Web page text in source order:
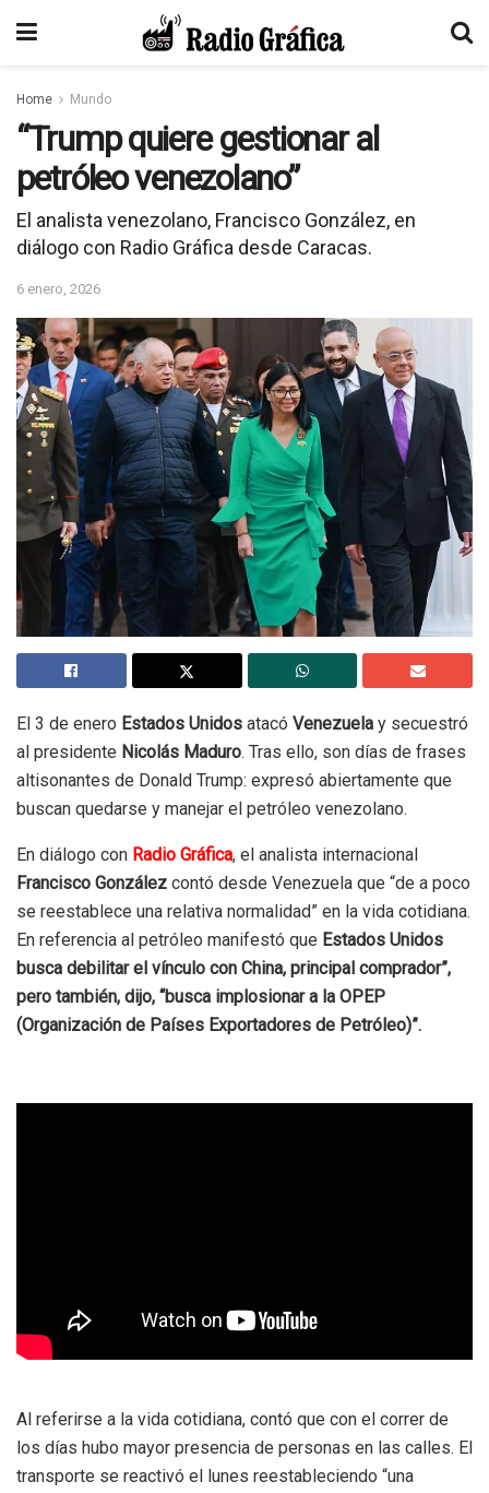
Home Mundo
“Trump quiere gestionar al
petróleo venezolano”
El analista venezolano, Francisco González, en
diálogo con Radio Gráfica desde Caracas.
6 enero, 2026
El 3 de enero Estados Unidos atacó Venezuela y secuestró
al presidente Nicolás Maduro. Tras ello, son días de frases
altisonantes de Donald Trump: expresó abiertamente que
buscan quedarse y manejar el petróleo venezolano.
En diálogo con Radio Gráfica, el analista internacional
Francisco González contó desde Venezuela que “de a poco
se reestablece una relativa normalidad” en la vida cotidiana.
En referencia al petróleo manifestó que Estados Unidos
busca debilitar el vínculo con China, principal comprador”,
pero también, dijo, “busca implosionar a la OPEP
(Organización de Países Exportadores de Petróleo)”.
Al referirse a la vida cotidiana, contó que con el correr de
los días hubo mayor presencia de personas en las calles. El
transporte se reactivó el lunes reestableciendo “una